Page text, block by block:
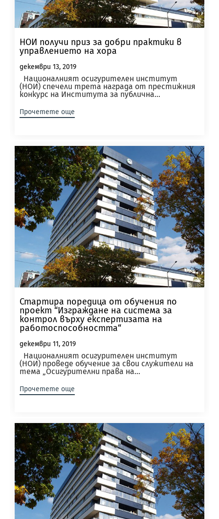
НОИ получи приз за добри практики в
управлението на хора
декември 13, 2019
Националният осигурителен институт
(НОИ) спечели трета награда от престижния
конкурс на Института за публична...
Прочетете още
Стартира поредица от обучения по
проект “Изграждане на система за
контрол върху експертизата на
работоспособността“
декември 11, 2019
Националният осигурителен институт
(НОИ) проведе обучение за свои служители на
тема „Осигурителни права на...
Прочетете още